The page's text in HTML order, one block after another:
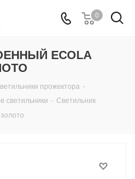
0
ECOLA
прожектора -
светильники - Светильник